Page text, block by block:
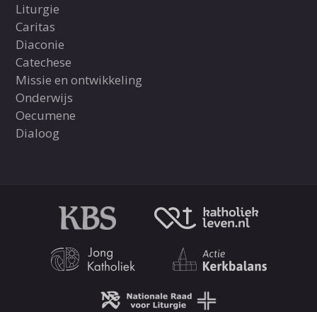
Liturgie
Caritas
Diaconie
Catechese
Missie en ontwikkeling
Onderwijs
Oecumene
Dialoog